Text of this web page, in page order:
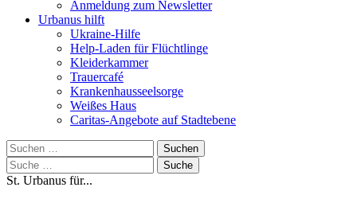
Anmeldung zum Newsletter
Urbanus hilft
Ukraine-Hilfe
Help-Laden für Flüchtlinge
Kleiderkammer
Trauercafé
Krankenhausseelsorge
Weißes Haus
Caritas-Angebote auf Stadtebene
Suchen
nach:
Suche
nach:
St. Urbanus für...